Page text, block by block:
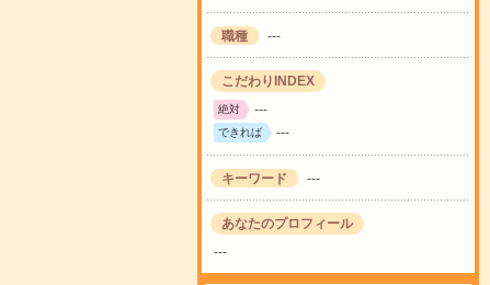
職種 ---
こだわりINDEX
絶対 ---
できれば ---
キーワード ---
あなたのプロフィール
---